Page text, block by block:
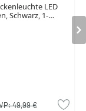
LED
Schwarz, 1-
49,99 €